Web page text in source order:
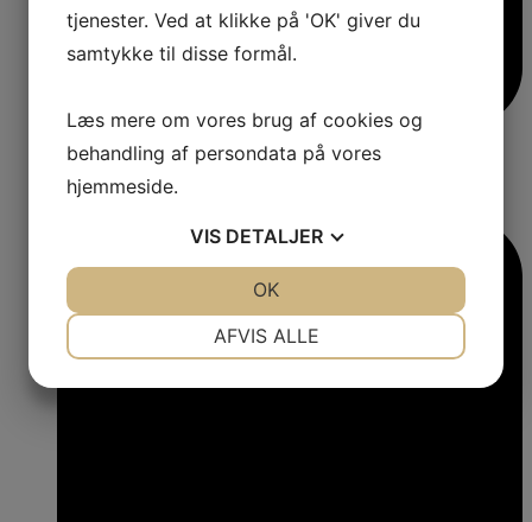
tjenester. Ved at klikke på 'OK' giver du
samtykke til disse formål.
Læs mere om vores brug af cookies og
behandling af persondata på vores
hjemmeside.
VIS DETALJER
AFVIS ALLE
OK